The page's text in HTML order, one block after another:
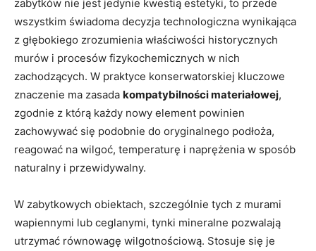
zabytków nie jest jedynie kwestią estetyki, to przede
wszystkim świadoma decyzja technologiczna wynikająca
z głębokiego zrozumienia właściwości historycznych
murów i procesów fizykochemicznych w nich
zachodzących. W praktyce konserwatorskiej kluczowe
znaczenie ma zasada kompatybilności materiałowej,
zgodnie z którą każdy nowy element powinien
zachowywać się podobnie do oryginalnego podłoża,
reagować na wilgoć, temperaturę i naprężenia w sposób
naturalny i przewidywalny.
W zabytkowych obiektach, szczególnie tych z murami
wapiennymi lub ceglanymi, tynki mineralne pozwalają
utrzymać równowagę wilgotnościową. Stosuje się je